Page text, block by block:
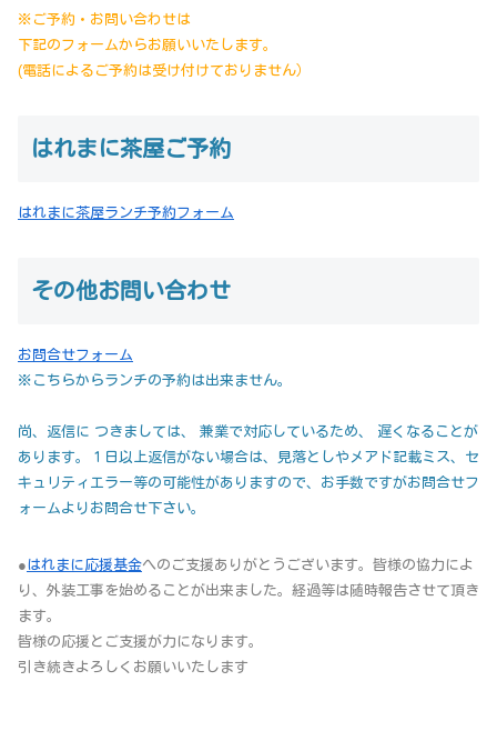
※ご予約・お問い合わせは
下記のフォームからお願いいたします。
(電話によるご予約は受け付けておりません）
はれまに茶屋ご予約
はれまに茶屋ランチ予約フォーム
その他お問い合わせ
お問合せフォーム
※こちらからランチの予約は出来ません。
尚、返信に つきましては、 兼業で対応しているため、 遅くなることが
あります。１日以上返信がない場合は、見落としやメアド記載ミス、セ
キュリティエラー等の可能性がありますので、お手数ですがお問合せフ
ォームよりお問合せ下さい。
●はれまに応援基金へのご支援ありがとうございます。皆様の協力によ
り、外装工事を始めることが出来ました。経過等は随時報告させて頂き
ます。
皆様の応援とご支援が力になります。
引き続きよろしくお願いいたします